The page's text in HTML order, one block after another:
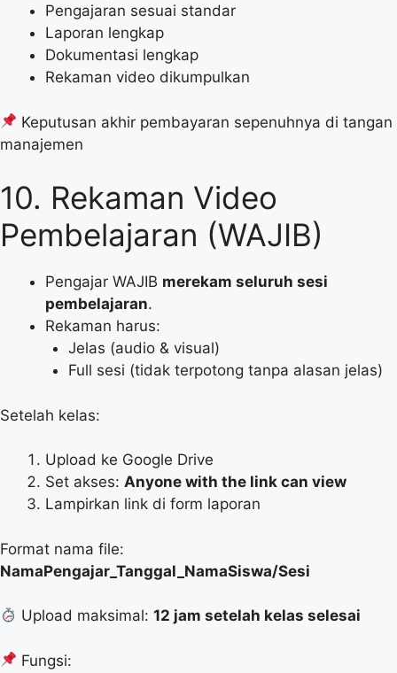
Pengajaran sesuai standar
Laporan lengkap
Dokumentasi lengkap
Rekaman video dikumpulkan
Keputusan akhir pembayaran sepenuhnya di tangan
manajemen
10. Rekaman Video
Pembelajaran (WAJIB)
Pengajar WAJIB merekam seluruh sesi
pembelajaran.
Rekaman harus:
Jelas (audio & visual)
Full sesi (tidak terpotong tanpa alasan jelas)
Setelah kelas:
Upload ke Google Drive
Set akses: Anyone with the link can view
Lampirkan link di form laporan
Format nama file:
NamaPengajar_Tanggal_NamaSiswa/Sesi
Upload maksimal:12 jam setelah kelas selesai
Fungsi: